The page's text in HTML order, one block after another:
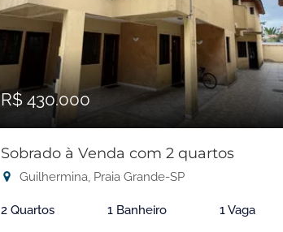
R$ 430.000
Sobrado à Venda com 2 quartos
Guilhermina, Praia Grande-SP
2 Quartos 1 Banheiro 1 Vaga